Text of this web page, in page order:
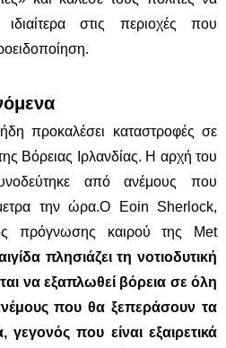
στις περιοχές που
προκαλέσει καταστροφές σε
Βόρειας Ιρλανδίας. Η αρχή του
από ανέμους που
την ώρα.Ο Eoin Sherlock,
πρόγνωσης καιρού της Met
πλησιάζει τη νοτιοδυτική
να εξαπλωθεί βόρεια σε όλη
που θα ξεπεράσουν τα
που είναι εξαιρετικά